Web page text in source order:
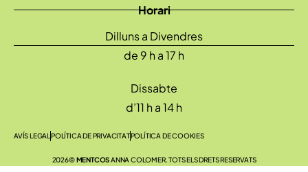
Horari
Dilluns a Divendres
de 9 h a 17 h
Dissabte
d’11 h a 14 h
AVÍS LEGAL POLÍTICA DE PRIVACITATPOLÍTICA DE COOKIES
2026©MENTCOSANNA COLOMER. TOTS ELS DRETS RESERVATS